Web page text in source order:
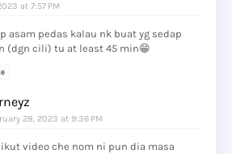
at 7:57 PM
asam pedas kalau nk buat yg sedap
(dgn cili) tu at least 45 min😁
28, 2023 at 9:36 PM
video che nom ni pun dia masa